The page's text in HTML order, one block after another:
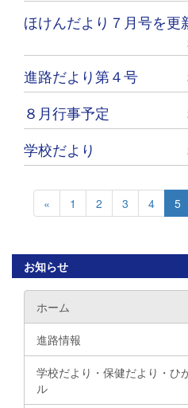
ほけんだより７月号を更
進路だより第４号
８月行事予定
学校だより
« 1 2 3 4 5
お知らせ
ホーム
進路情報
学校だより・保健だより・ひ
ル